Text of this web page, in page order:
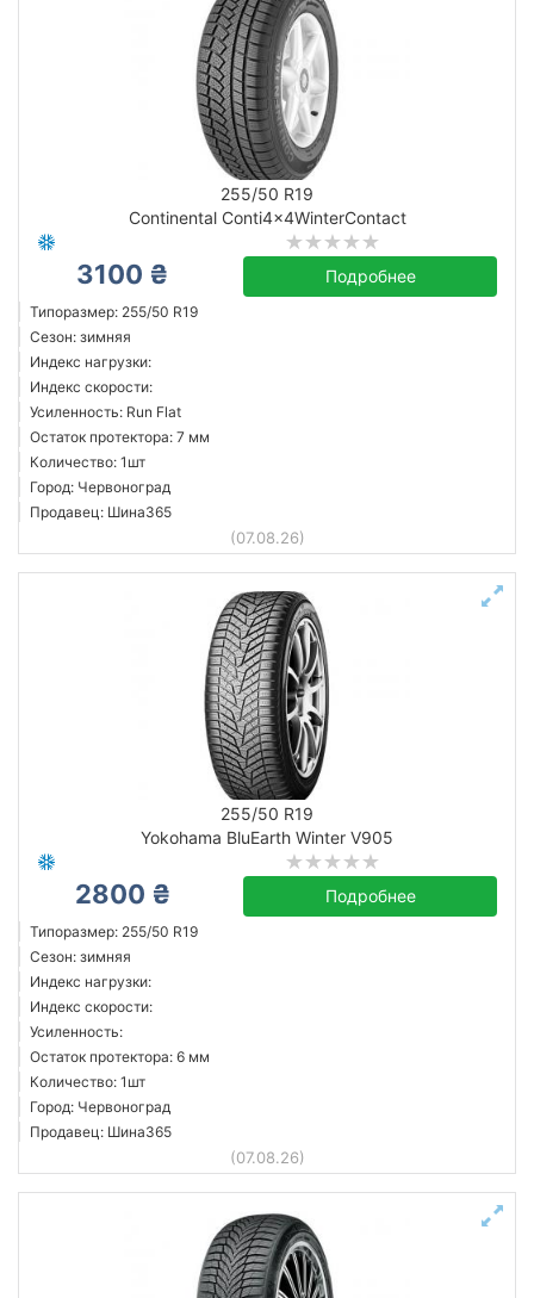
255/50 R19
Continental Conti4x4WinterContact
3100 ₴ Подробнее
Типоразмер: 255/50 R19
Сезон: зимняя
Индекс нагрузки:
Индекс скорости:
Усиленность: Run Flat
Остаток протектора: 7 мм
Количество: 1шт
Город: Червоноград
Продавец: Шина365
(07.08.26)
255/50 R19
Yokohama BluEarth Winter V905
2800 ₴ Подробнее
Типоразмер: 255/50 R19
Сезон: зимняя
Индекс нагрузки:
Индекс скорости:
Усиленность:
Остаток протектора: 6 мм
Количество: 1шт
Город: Червоноград
Продавец: Шина365
(07.08.26)